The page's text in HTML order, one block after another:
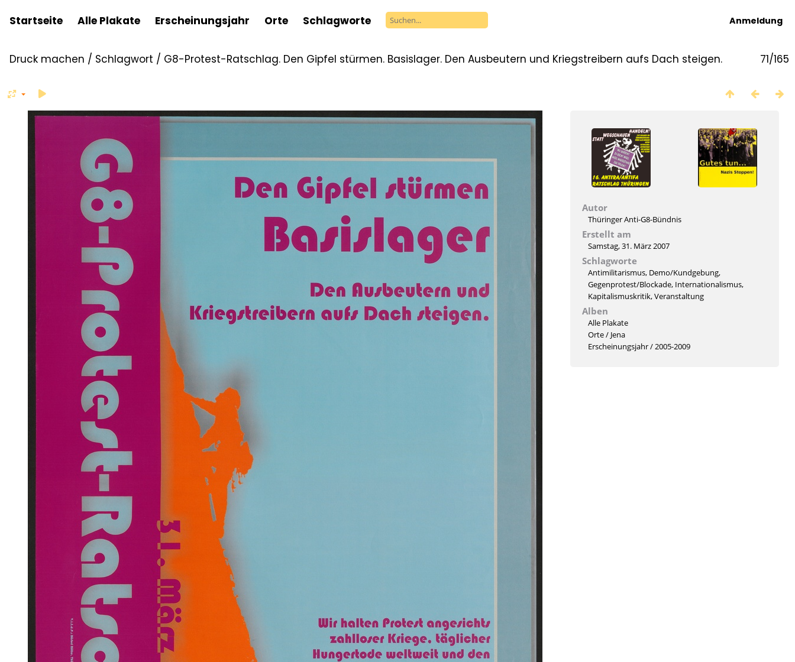
Startseite Alle Plakate Erscheinungsjahr Orte Schlagworte Anmeldung
71/165
Druck machen / Schlagwort / G8-Protest-Ratschlag. Den Gipfel stürmen. Basislager. Den Ausbeutern und Kriegstreibern aufs Dach steigen.
Autor
Thüringer Anti-G8-Bündnis
Erstellt am
Samstag, 31. März 2007
Schlagworte
Antimilitarismus, Demo/Kundgebung,
Gegenprotest/Blockade, Internationalismus,
Kapitalismuskritik,Veranstaltung
Alben
Alle Plakate
Orte/ Jena
Erscheinungsjahr/2005-2009